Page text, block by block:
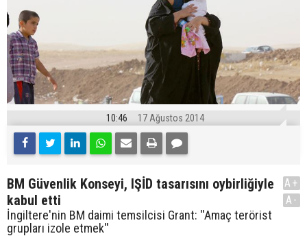
10:46 17 Ağustos 2014
BM Güvenlik Konseyi, IŞİD tasarısını oybirliğiyle
kabul etti
İngiltere'nin BM daimi temsilcisi Grant: ''Amaç terörist
grupları izole etmek''
A+
A-